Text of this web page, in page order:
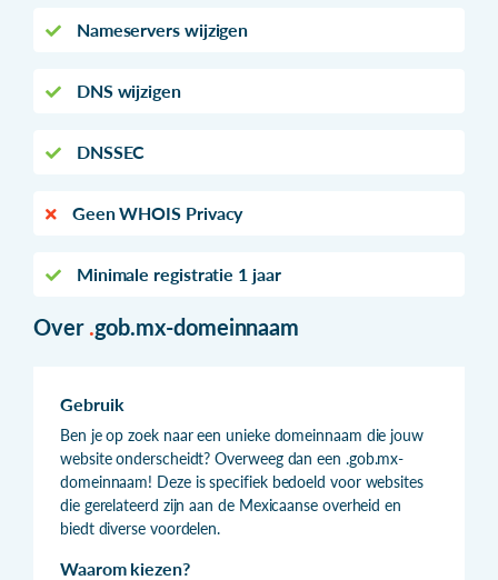
Nameservers wijzigen
DNS wijzigen
DNSSEC
Geen WHOIS Privacy
Minimale registratie 1 jaar
Over .gob.mx-domeinnaam
Gebruik
Ben je op zoek naar een unieke domeinnaam die jouw
website onderscheidt? Overweeg dan een .gob.mx-
domeinnaam! Deze is specifiek bedoeld voor websites
die gerelateerd zijn aan de Mexicaanse overheid en
biedt diverse voordelen.
Waarom kiezen?